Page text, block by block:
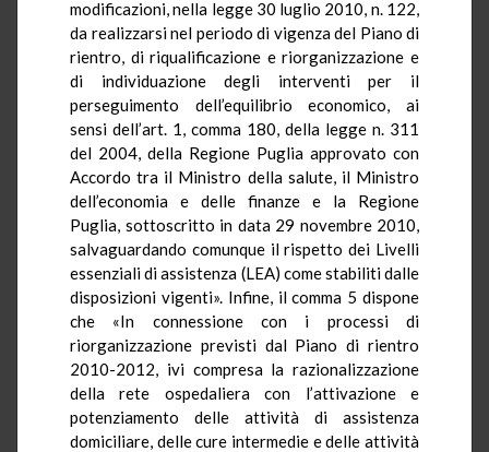
modificazioni, nella legge 30 luglio 2010, n. 122,
da realizzarsi nel periodo di vigenza del Piano di
rientro, di riqualificazione e riorganizzazione e
di individuazione degli interventi per il
perseguimento dell’equilibrio economico, ai
sensi dell’art. 1, comma 180, della legge n. 311
del 2004, della Regione Puglia approvato con
Accordo tra il Ministro della salute, il Ministro
dell’economia e delle finanze e la Regione
Puglia, sottoscritto in data 29 novembre 2010,
salvaguardando comunque il rispetto dei Livelli
essenziali di assistenza (LEA) come stabiliti dalle
disposizioni vigenti». Infine, il comma 5 dispone
che «In connessione con i processi di
riorganizzazione previsti dal Piano di rientro
2010-2012, ivi compresa la razionalizzazione
della rete ospedaliera con l’attivazione e
potenziamento delle attività di assistenza
domiciliare, delle cure intermedie e delle attività